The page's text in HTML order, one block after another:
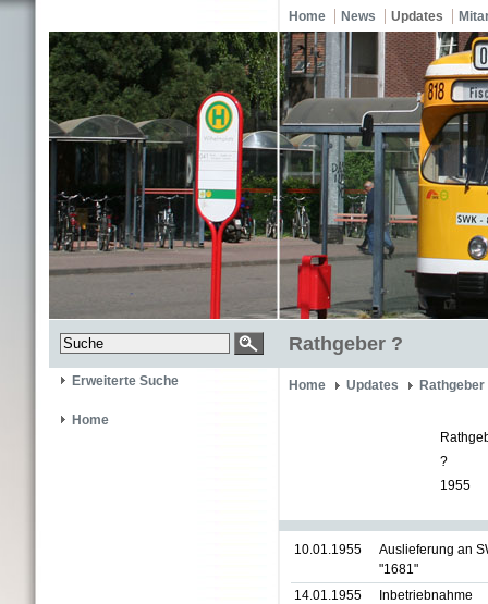
Home News Updates
Rathgeber ?
Erweiterte Suche
Home
Home Updates Rathgeber
?
1955
10.01.1955
Auslieferung an
"1681"
14.01.1955
Inbetriebnahme